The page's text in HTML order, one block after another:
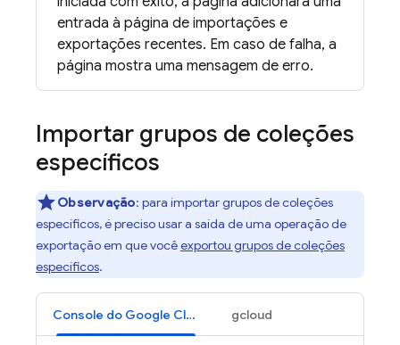
entrada à página de importações e
exportações recentes. Em caso de falha, a
página mostra uma mensagem de erro.
Importar grupos de coleções
específicos
Observação: para importar grupos de coleções
específicos, é preciso usar a saída de uma operação de
exportação em que vocêexportou grupos de coleções
específicos.
Console do Google Cloud gcloud